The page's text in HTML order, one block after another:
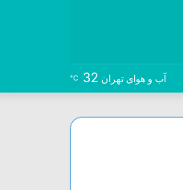
فیسآب و هوای تهران 32
℃